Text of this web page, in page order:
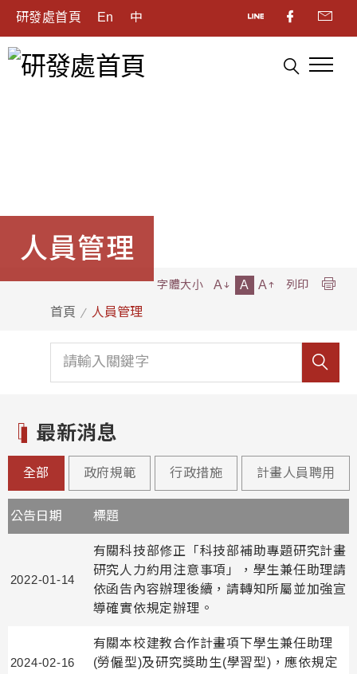
研發處首頁 En 中
人員管理
首頁 人員管理
字體大小 A A A 列印
最新消息
全部 政府規範 行政措施 計畫人員聘用
公告日期 標題
2022-01-14
有關科技部修正「科技部補助專題研究計畫
研究人力約用注意事項」，學生兼任助理請
依函告內容辦理後續，請轉知所屬並加強宣
導確實依規定辦理。
2024-02-16
有關本校建教合作計畫項下學生兼任助理
(勞僱型)及研究獎助生(學習型)，應依規定